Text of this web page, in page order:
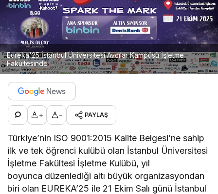
Eureka'25 İstanbul Üniversitesi Avcılar Kampüsü İşletme
Fakültesinde
+ - PAYLAŞ
Türkiye’nin ISO 9001:2015 Kalite Belgesi’ne sahip
ilk ve tek öğrenci kulübü olan İstanbul Üniversitesi
İşletme Fakültesi İşletme Kulübü, yıl
boyunca düzenlediği altı büyük organizasyondan
biri olan EUREKA’25 ile 21 Ekim Salı günü İstanbul